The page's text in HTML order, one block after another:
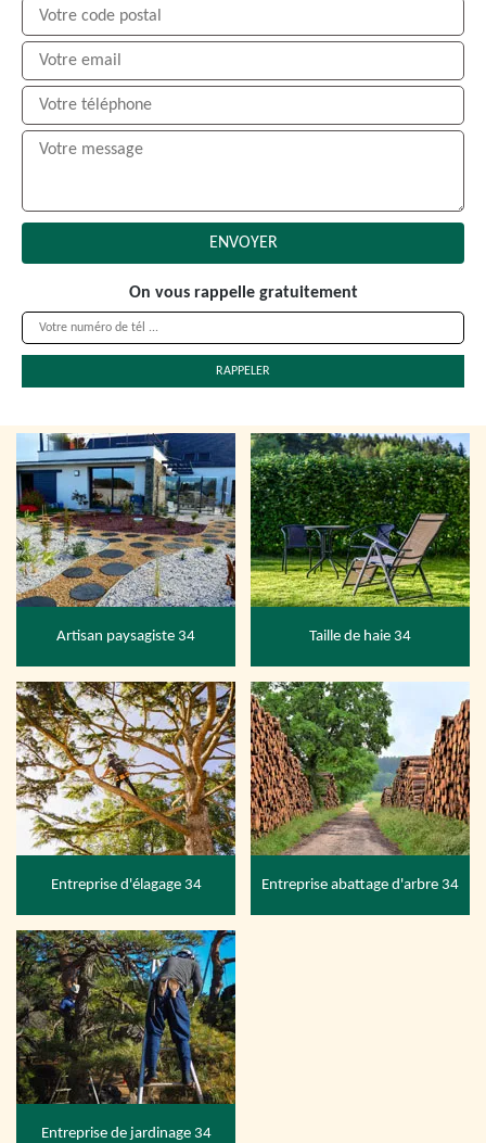
On vous rappelle gratuitement
Artisan paysagiste 34 Taille de haie 34
Entreprise d'élagage 34 Entreprise abattage d'arbre 34
Entreprise de jardinage 34